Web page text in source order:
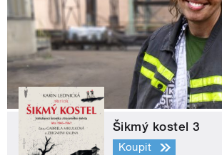
Šikmý kostel 3
Koupit